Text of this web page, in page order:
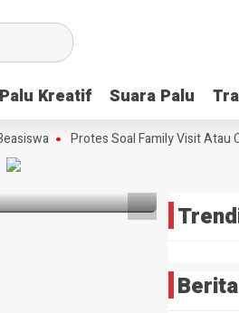
Palu Kreatif Suara Palu
Palu Kreatif Suara Palu
Protes Soal Family Visit Atau
HEADLINE
Wabup
Bibit
Unggul
Futsal
Digital